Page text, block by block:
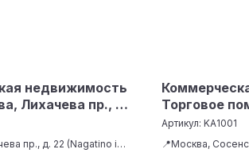
недвижимость
Лихачева пр., д.
пр., д. 22 (Nagatino i-
Торговое
Москва,
Артикул: KA1001
📍Москва,